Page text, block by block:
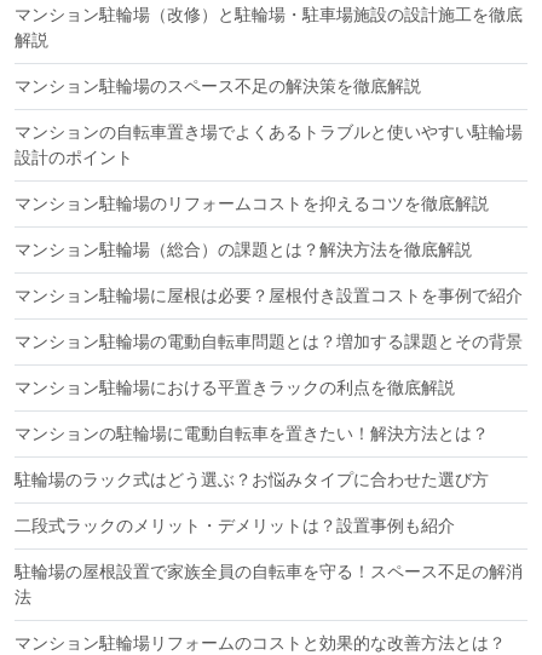
マンション駐輪場（改修）と駐輪場・駐車場施設の設計施工を徹底
解説
マンション駐輪場のスペース不足の解決策を徹底解説
マンションの自転車置き場でよくあるトラブルと使いやすい駐輪場
設計のポイント
マンション駐輪場のリフォームコストを抑えるコツを徹底解説
マンション駐輪場（総合）の課題とは？解決方法を徹底解説
マンション駐輪場に屋根は必要？屋根付き設置コストを事例で紹介
マンション駐輪場の電動自転車問題とは？増加する課題とその背景
マンション駐輪場における平置きラックの利点を徹底解説
マンションの駐輪場に電動自転車を置きたい！解決方法とは？
駐輪場のラック式はどう選ぶ？お悩みタイプに合わせた選び方
二段式ラックのメリット・デメリットは？設置事例も紹介
駐輪場の屋根設置で家族全員の自転車を守る！スペース不足の解消
法
マンション駐輪場リフォームのコストと効果的な改善方法とは？